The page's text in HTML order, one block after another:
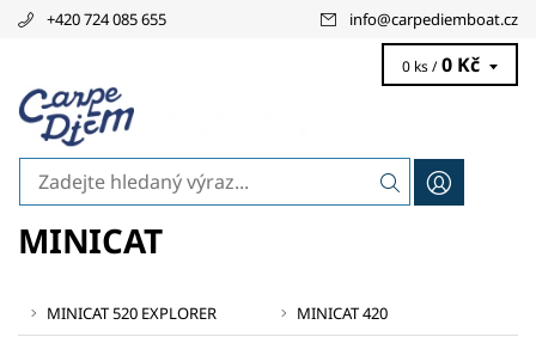
+420 724 085 655 info@carpediemboat.cz
0 ks / 0 Kč
MINICAT
MINICAT 520 EXPLORER
MINICAT 420